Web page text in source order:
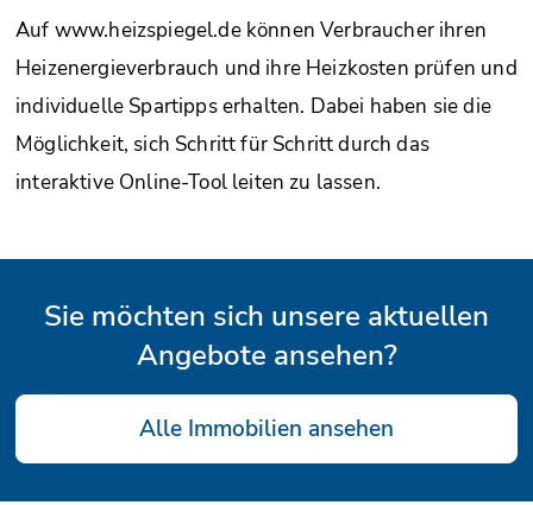
Auf www.heizspiegel.de können Verbraucher ihren
Heizenergieverbrauch und ihre Heizkosten prüfen und
individuelle Spartipps erhalten. Dabei haben sie die
Möglichkeit, sich Schritt für Schritt durch das
interaktive Online-Tool leiten zu lassen.
Sie möchten sich unsere aktuellen
Angebote ansehen?
Alle Immobilien ansehen